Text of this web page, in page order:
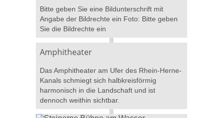
Bitte geben Sie eine Bildunterschrift mit
Angabe der Bildrechte ein Foto: Bitte geben
Sie die Bildrechte ein
Amphitheater
Das Amphitheater am Ufer des Rhein-Herne-
Kanals schmiegt sich halbkreisförmig
harmonisch in die Landschaft und ist
dennoch weithin sichtbar.